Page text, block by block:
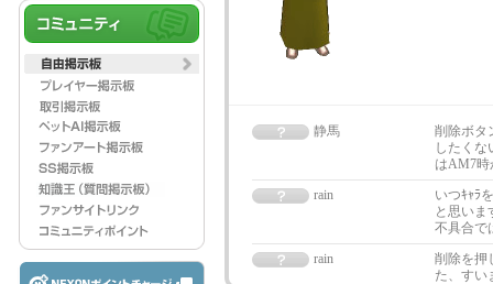
静馬
削除ボタ
したくな
はAM7
rain
いつｷｬﾗ
と思いま
不具合で
rain
削除を押
た、すい